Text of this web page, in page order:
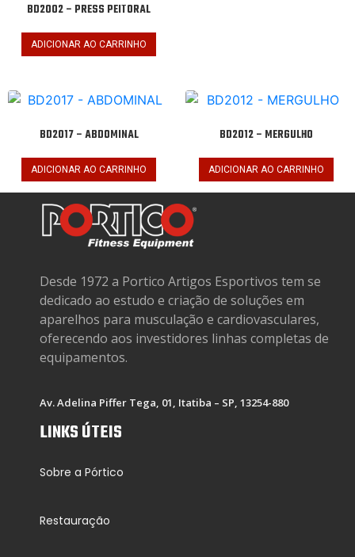
BD2002 – PRESS PEITORAL
ADICIONAR AO CARRINHO
BD2017 – ABDOMINAL
ADICIONAR AO CARRINHO
BD2012 – MERGULHO
ADICIONAR AO CARRINHO
Desde 1972 a Portico Artigos Esportivos tem se
dedicado ao estudo e criação de soluções em
aparelhos para musculação e cardiovasculares,
oferecendo aos investidores linhas completas de
equipamentos.
Av. Adelina Piffer Tega, 01, Itatiba – SP, 13254-880
LINKS ÚTEIS
Sobre a Pórtico
Restauração